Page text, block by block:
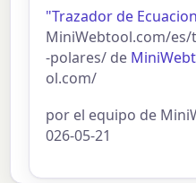
"Trazador de
MiniWebtool.com/
-polares/ de
ol.com/
por el equipo de
026-05-21